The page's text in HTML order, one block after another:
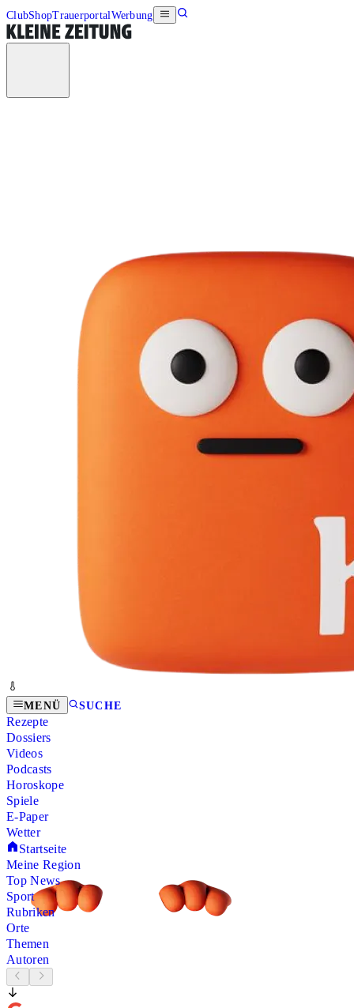
ClubShopTrauerportalWerbung
MENÜ SUCHE
Rezepte
Dossiers
Videos
Podcasts
Horoskope
Spiele
E-Paper
Wetter
Startseite
Meine Region
Top News
Sport
Rubriken
Orte
Themen
Autoren